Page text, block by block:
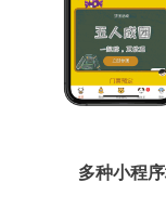
多种小程